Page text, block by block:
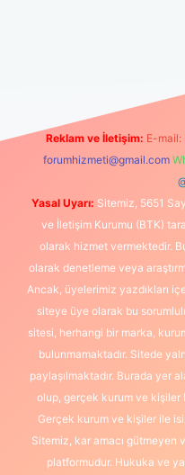
Reklam ve İletişim: E-mail:
forumhizmeti@gmail.com
Yasal Uyarı: Sitemiz, 5651
ve İletişim Kurumu (BTK)
olarak hizmet vermektedir.
olarak denetleme veya
Ancak, üyelerimiz yazdıkları
siteye üye olarak bu
sitesi, herhangi bir marka,
bulunmamaktadır. Sitede
paylaşılmaktadır. Burada yer
olup, gerçek kurum ve kişiler
Gerçek kurum ve kişiler ile
Sitemiz, kar amacı gütmeyen
platformudur. Hukuka ve